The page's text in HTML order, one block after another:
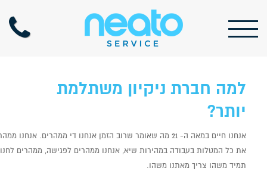
למה חברת ניקיון משתלמת
יותר?
אנחנו חיים במאה ה- 21 מה שאומר שרוב הזמן אנחנו די
את כל המטלות בעבודה במהירות שיא, אנחנו ממהרים לפגישה, ממהרים
תמיד משהו צריך מאתנו משהו.